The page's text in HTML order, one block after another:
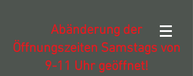
Abänderung der
Öffnungszeiten Samstags von
9-11 Uhr geöffnet!